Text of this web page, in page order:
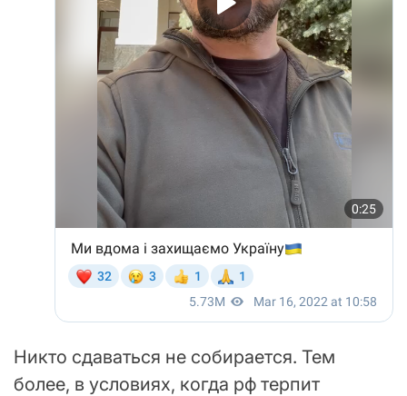
Никто сдаваться не собирается. Тем
более, в условиях, когда рф терпит